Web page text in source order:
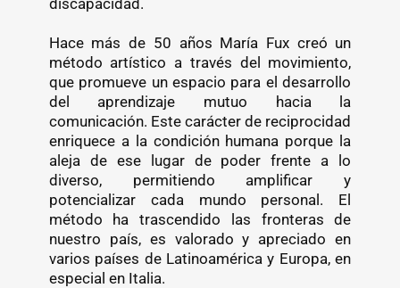
Hace más de 50 años María Fux creó un
método artístico a través del movimiento,
que promueve un espacio para el desarrollo
del aprendizaje mutuo hacia la
comunicación. Este carácter de reciprocidad
enriquece a la condición humana porque la
aleja de ese lugar de poder frente a lo
diverso, permitiendo amplificar y
potencializar cada mundo personal. El
método ha trascendido las fronteras de
nuestro país, es valorado y apreciado en
varios países de Latinoamérica y Europa, en
especial en Italia.